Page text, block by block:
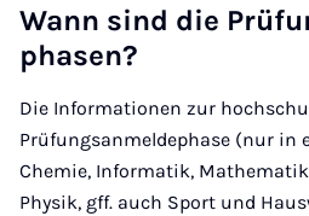
Wann sind die
pha­sen?
Die Informationen zur
Prüfungsanmeldephase (nur in
Chemie, Informatik,
Physik, gff. auch Sport und